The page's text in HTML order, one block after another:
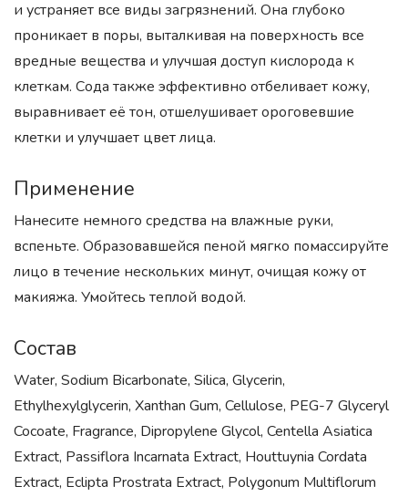
и устраняет все виды загрязнений. Она глубоко
проникает в поры, выталкивая на поверхность все
вредные вещества и улучшая доступ кислорода к
клеткам. Сода также эффективно отбеливает кожу,
выравнивает её тон, отшелушивает ороговевшие
клетки и улучшает цвет лица.
Применение
Нанесите немного средства на влажные руки,
вспеньте. Образовавшейся пеной мягко помассируйте
лицо в течение нескольких минут, очищая кожу от
макияжа. Умойтесь теплой водой.
Состав
Water, Sodium Bicarbonate, Silica, Glycerin,
Ethylhexylglycerin, Xanthan Gum, Cellulose, PEG-7 Glyceryl
Cocoate, Fragrance, Dipropylene Glycol, Centella Asiatica
Extract, Passiflora Incarnata Extract, Houttuynia Cordata
Extract, Eclipta Prostrata Extract, Polygonum Multiflorum